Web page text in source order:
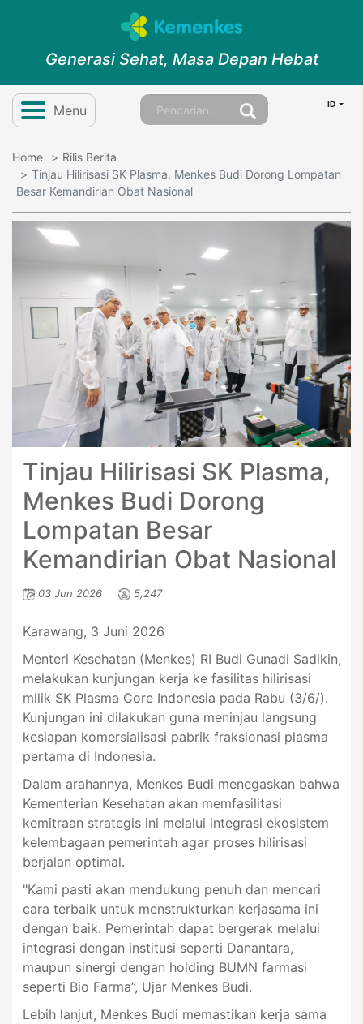
Generasi Sehat, Masa Depan Hebat
Menu ID
Home
Rilis Berita
Tinjau Hilirisasi SK Plasma, Menkes Budi Dorong Lompatan
Besar Kemandirian Obat Nasional
Tinjau Hilirisasi SK Plasma,
Menkes Budi Dorong
Lompatan Besar
Kemandirian Obat Nasional
03 Jun 2026 5,247
Karawang, 3 Juni 2026
Menteri Kesehatan (Menkes) RI Budi Gunadi Sadikin,
melakukan kunjungan kerja ke fasilitas hilirisasi
milik SK Plasma Core Indonesia pada Rabu (3/6/).
Kunjungan ini dilakukan guna meninjau langsung
kesiapan komersialisasi pabrik fraksionasi plasma
pertama di Indonesia.
Dalam arahannya, Menkes Budi menegaskan bahwa
Kementerian Kesehatan akan memfasilitasi
kemitraan strategis ini melalui integrasi ekosistem
kelembagaan pemerintah agar proses hilirisasi
berjalan optimal.
"Kami pasti akan mendukung penuh dan mencari
cara terbaik untuk menstrukturkan kerjasama ini
dengan baik. Pemerintah dapat bergerak melalui
integrasi dengan institusi seperti Danantara,
maupun sinergi dengan holding BUMN farmasi
seperti Bio Farma”, Ujar Menkes Budi.
Lebih lanjut, Menkes Budi memastikan kerja sama